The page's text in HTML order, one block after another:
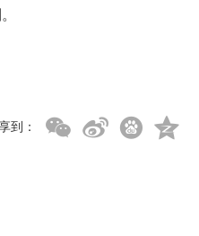
到：